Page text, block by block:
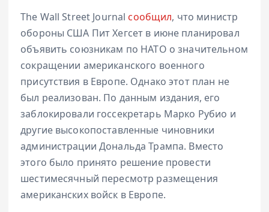
The Wall Street Journal сообщил, что министр
обороны США Пит Хегсет в июне планировал
объявить союзникам по НАТО о значительном
сокращении американского военного
присутствия в Европе. Однако этот план не
был реализован. По данным издания, его
заблокировали госсекретарь Марко Рубио и
другие высокопоставленные чиновники
администрации Дональда Трампа. Вместо
этого было принято решение провести
шестимесячный пересмотр размещения
американских войск в Европе.